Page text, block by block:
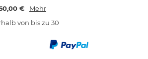
€
Mehr
von bis zu 30